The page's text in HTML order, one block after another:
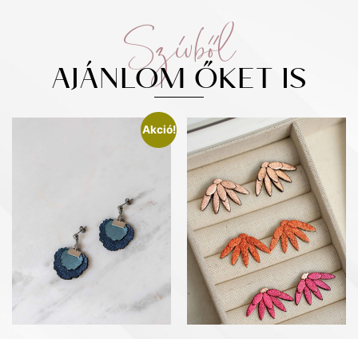
Szívből
AJÁNLOM ŐKET IS
Akció!